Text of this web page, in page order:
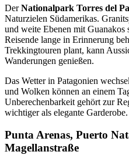
DerNationalpark Torres del
Naturzielen Südamerikas.
und weite Ebenen mit
Reisende lange in Erinnerung
Trekkingtouren plant, kann
Wanderungen genießen.
Das Wetter in Patagonien
und Wolken können an einem
Unberechenbarkeit gehört zur
wichtiger als elegante Garderobe.
Punta Arenas, Puerto
Magellanstraße